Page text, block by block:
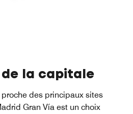
la capitale
des principaux sites
Gran Vía est un choix